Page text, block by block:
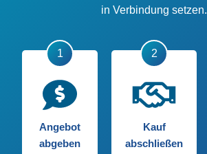
in Verbindung setzen.
Angebot
abgeben
Kauf
abschließen